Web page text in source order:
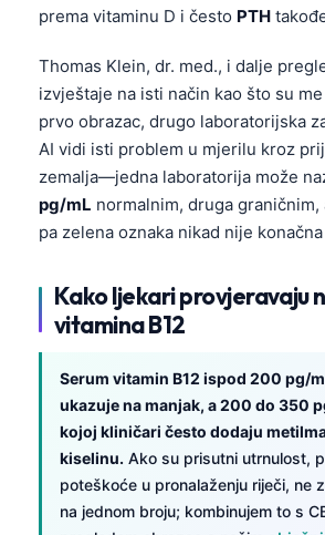
prema vitaminu D i često PTH
Thomas Klein, dr. med., i dalje
izvještaje na isti način kao što su
prvo obrazac, drugo laboratorijska
AI vidi isti problem u mjerilu kroz
zemalja—jedna laboratorija može
pg/mL normalnim, druga graničnim,
pa zelena oznaka nikad nije
Kako ljekari provjeravaju
vitamina B12
Serum vitamin B12 ispod 200 pg/
ukazuje na manjak, a 200 do 350
kojoj kliničari često dodaju
kiselinu. Ako su prisutni utrnulost,
poteškoće u pronalaženju riječi, ne
na jednom broju; kombinujem to s